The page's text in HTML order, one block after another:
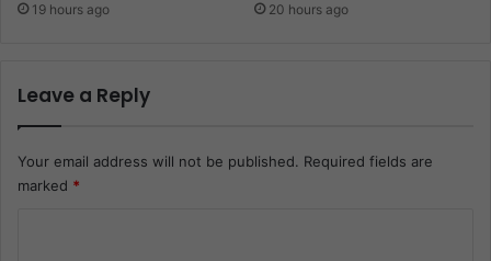
19 hours ago 20 hours ago
Leave a Reply
Your email address will not be published. Required fields are
marked *